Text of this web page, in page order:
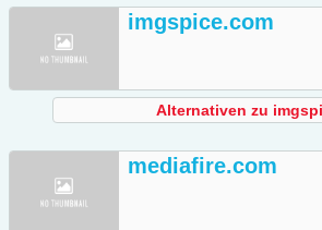
imgspice.com
Alternativen zu
mediafire.com